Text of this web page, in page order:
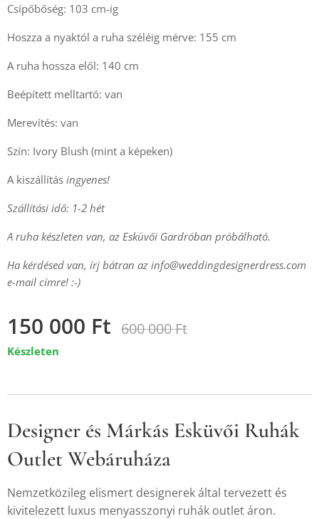
Csípőbőség: 103 cm-ig
Hoszza a nyaktól a ruha széléig mérve: 155 cm
A ruha hossza elől: 140 cm
Beépített melltartó: van
Merevítés: van
Szín: Ivory Blush (mint a képeken)
A kiszállítás ingyenes!
Szállítási idő: 1-2 hét
A ruha készleten van, az Esküvői Gardróban próbálható.
Ha kérdésed van, írj bátran az info@weddingdesignerdress.com
e-mail címre! :-)
150 000 Ft 600 000Ft
Készleten
Designer és Márkás Esküvői Ruhák
Outlet Webáruháza
Nemzetközileg elismert designerek által tervezett és
kivitelezett luxus menyasszonyi ruhák outlet áron.